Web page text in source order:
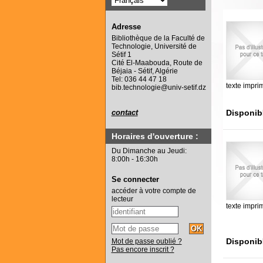
texte
texte
Adresse
Bibliothèque de la Faculté de
Technologie, Université de
Sétif 1
Cité El-Maabouda, Route de
Béjaia - Sétif, Algérie
Tel: 036 44 47 18
bib.technologie@univ-setif.dz
contact
Horaires d'ouverture :
Du Dimanche au Jeudi:
8:00h - 16:30h
Se connecter
accéder à votre compte de
lecteur
Mot de passe oublié ?
Pas encore inscrit ?